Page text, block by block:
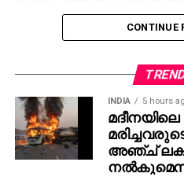
തികയും മുന്‍പ്
ഗാര്‍ഷ്യ പരിക്കേറ്റ്
താരത്തിന്റെ 25ാം
ഗോളി കമാലുദ്ധീന്‍ തടുത്തു.
പിന്നാലെ ലഭിച്ച പന്ത്
തൊടുത്തു വിട്ടെങ്കിലും
ബാറിന് മുകളിലൂടെ തട്ടി.
ക്ലോസ് റെയിഞ്ച്
CONTINUE
INDIA 5 hours
അഞ്ച്